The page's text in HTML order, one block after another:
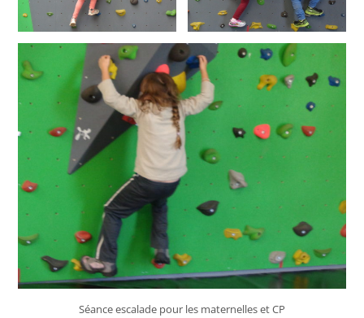
Séance escalade pour les maternelles et CP